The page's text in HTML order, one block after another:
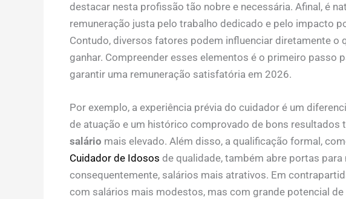
destacar nesta profissão tão nobre e necessária. Afinal, é
remuneração justa pelo trabalho dedicado e pelo impacto
Contudo, diversos fatores podem influenciar diretamente o
ganhar. Compreender esses elementos é o primeiro passo
garantir uma remuneração satisfatória em 2026.
Por exemplo, a experiência prévia do cuidador é um
de atuação e um histórico comprovado de bons resultados
salário mais elevado. Além disso, a qualificação formal,
Cuidador de Idosos de qualidade, também abre portas
consequentemente, salários mais atrativos. Em
com salários mais modestos, mas com grande potencial